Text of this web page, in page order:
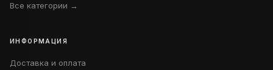
Все категории →
ИНФОРМАЦИЯ
Доставка и оплата